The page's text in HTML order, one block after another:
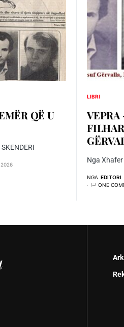
QË U
2026
LIBRI
VEPRA
Nga Xhafer
NGA EDITORI
ONE